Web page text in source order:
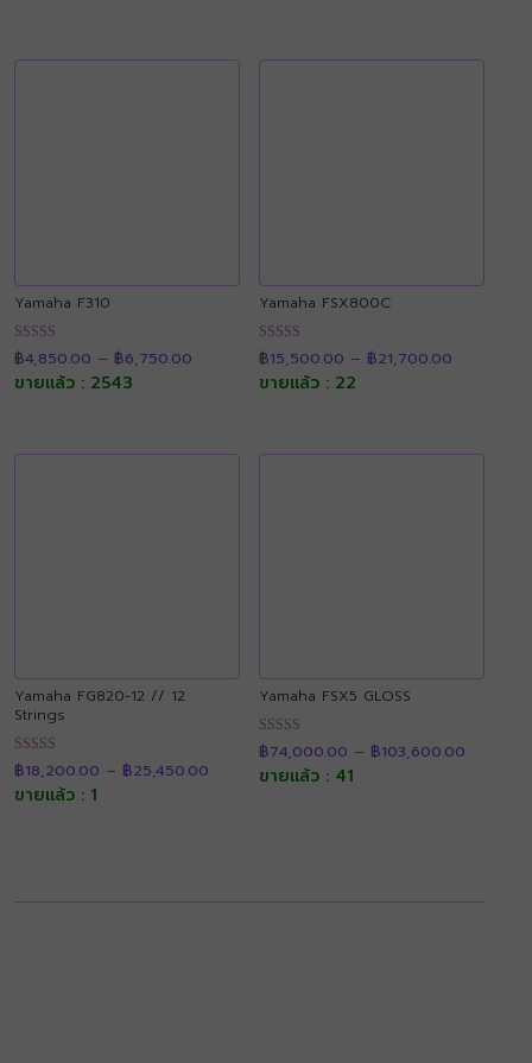
Yamaha F310
ให้คะแนน
4.90
ตั้งแต่ 1-5
฿4,850.00 – ฿6,750.00
฿4,850.00
ขายแล้ว : 2543
Yamaha FSX800C
ให้คะแนน
4.90
ตั้งแต่ 1-5
฿15,500.00 – ฿21,700.00range:
ขายแล้ว : 22
Yamaha FG820-12 // 12
Strings
ให้คะแนน
4.90
ตั้งแต่ 1-5
฿18,200.00 – ฿25,450.00
฿18,200.00
ขายแล้ว : 1
Yamaha FSX5 GLOSS
ให้คะแนน
4.91
ตั้งแต่ 1-5
฿74,000.00 – ฿103,600.00range:
ขายแล้ว : 41